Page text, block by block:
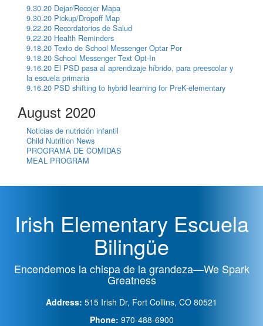
9.30.20 Dejar/Recojer Mapa
9.30.20 Pickup/Dropoff Map
9.22.20 Recordatorios de Salud
9.22.20 Health Reminders
9.18.20 Texto de School Messenger Optar Por
9.18.20 School Messenger Text Opt-In
9.16.20 El PSD pasa al aprendizaje híbrido, para preescolar y
la escuela primaria
9.16.20 PSD shifting to hybrid learning for PreK-elementary
August 2020
Noticias de nutrición infantil
Child Nutrition News
PROGRAMA DE COMIDAS
MEAL PROGRAM
Irish Elementary Escuela
Bilingüe
Encendemos la chispa de la grandeza—We Spark
Greatness
Address: 515 Irish Dr, Fort Collins, CO 80521
Phone: 970-488-6900